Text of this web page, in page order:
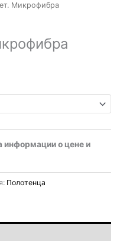
Микрофибра
информации о цене и
Полотенца